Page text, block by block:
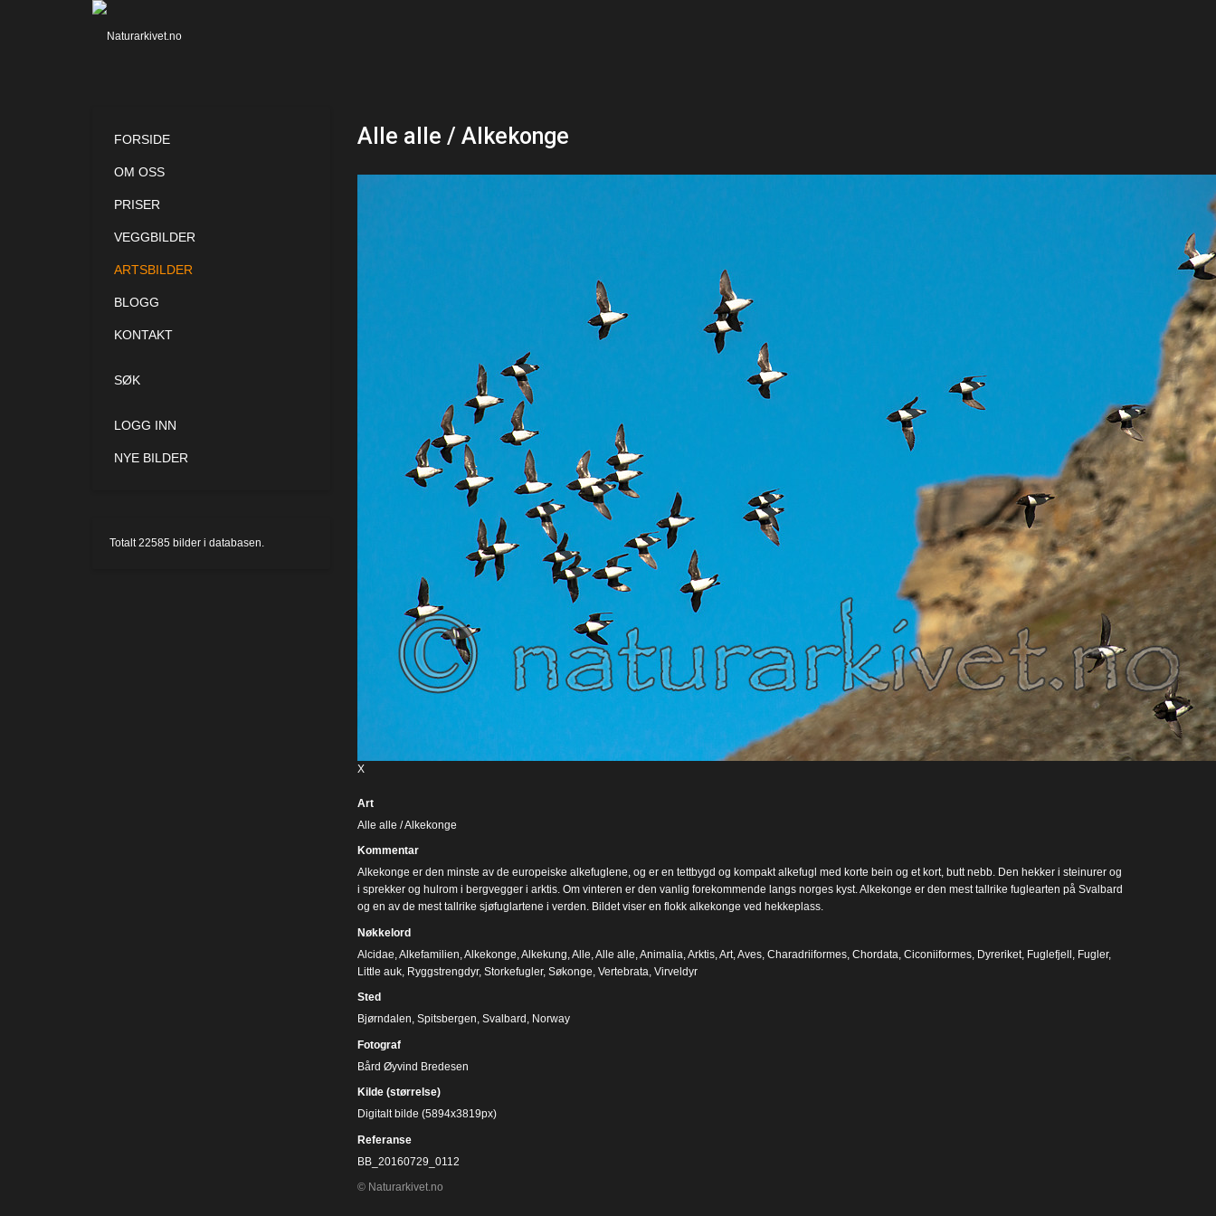
Alle alle / Alkekonge
X
Art
Alle alle / Alkekonge
Kommentar
Alkekonge er den minste av de europeiske alkefuglene, og er en tettbygd og kompakt alkefugl med korte bein og et kort, butt nebb. Den hekker i steinurer og
i sprekker og hulrom i bergvegger i arktis. Om vinteren er den vanlig forekommende langs norges kyst. Alkekonge er den mest tallrike fuglearten på Svalbard
og en av de mest tallrike sjøfuglartene i verden. Bildet viser en flokk alkekonge ved hekkeplass.
Nøkkelord
Alcidae Alkefamilien Alkekonge Alkekung Alle Alle alle Animalia Arktis, Art, Aves, Charadriiformes, Chordata Ciconiiformes, Dyreriket, Fuglefjell Fugler,
Little auk, Ryggstrengdyr, Storkefugler, Søkonge Vertebrata Virveldyr
Sted
Bjørndalen, Spitsbergen, Svalbard, Norway
Fotograf
Bård Øyvind Bredesen
Kilde (størrelse)
Digitalt bilde (5894x3819px)
Referanse
BB_20160729_0112
© Naturarkivet.no
FORSIDE
OM OSS
PRISER
VEGGBILDER
ARTSBILDER
BLOGG
KONTAKT
SØK
LOGG INN
NYE BILDER
Totalt22585 bilder i databasen.